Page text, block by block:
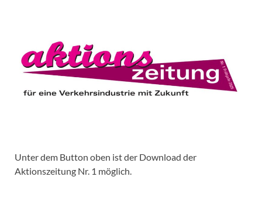
Unter dem Button oben ist der Download der
Aktionszeitung Nr. 1 möglich.